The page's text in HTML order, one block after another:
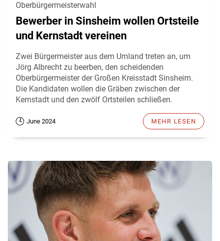
Oberbürgermeisterwahl
Bewerber in Sinsheim wollen Ortsteile
und Kernstadt vereinen
Zwei Bürgermeister aus dem Umland treten an, um
Jörg Albrecht zu beerben, den scheidenden
Oberbürgermeister der Großen Kreisstadt Sinsheim.
Die Kandidaten wollen die Gräben zwischen der
Kernstadt und den zwölf Ortsteilen schließen.
June 2024 MEHR LESEN